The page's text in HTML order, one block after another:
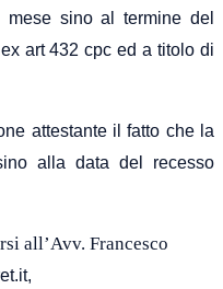
sino al termine del
art 432 cpc ed a titolo di
attestante il fatto che la
alla data del recesso
all’Avv. Francesco